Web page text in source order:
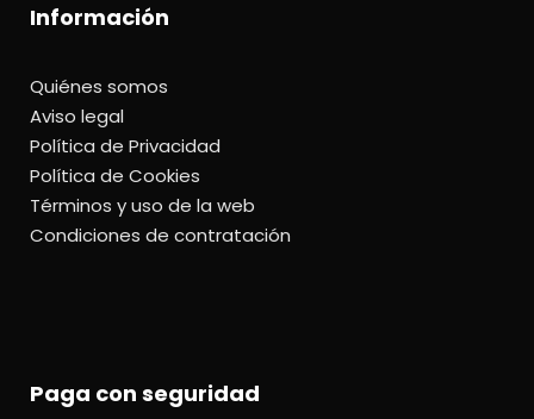
Información
Quiénes somos
Aviso legal
Política de Privacidad
Política de Cookies
Términos y uso de la web
Condiciones de contratación
Paga con seguridad